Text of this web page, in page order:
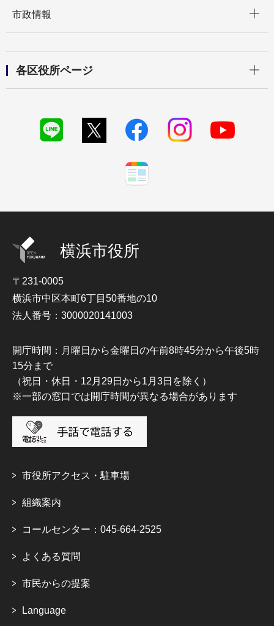
市政情報
各区役所ページ
横浜市役所
〒231-0005
横浜市中区本町6丁目50番地の10
法人番号：3000020141003
開庁時間：月曜日から金曜日の午前8時45分から午後5時
15分まで
（祝日・休日・12月29日から1月3日を除く）
※一部の窓口では開庁時間が異なる場合があります
市役所アクセス・駐車場
組織案内
コールセンター：045-664-2525
よくある質問
市民からの提案
Language